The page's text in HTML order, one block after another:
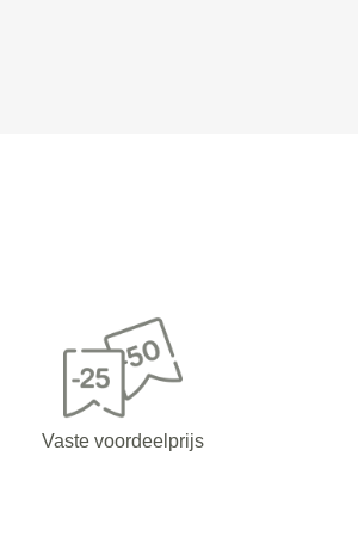
Vaste voordeelprijs